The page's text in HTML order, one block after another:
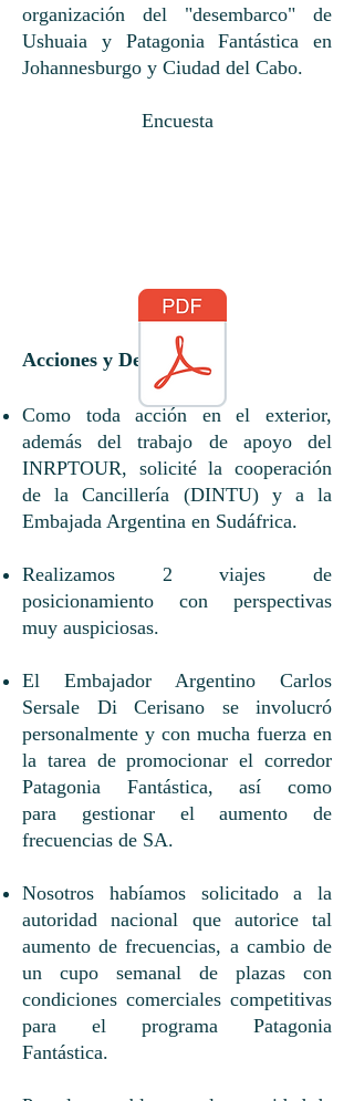
organización del "desembarco" de
Ushuaia y Patagonia Fantástica en
Johannesburgo y Ciudad del Cabo.
Encuesta
Acciones y Desenlace:
Como toda acción en el exterior,
además del trabajo de apoyo del
INRPTOUR, solicité la cooperación
de la Cancillería (DINTU) y a la
Embajada Argentina en Sudáfrica.
Realizamos 2 viajes de
posicionamiento con perspectivas
muy auspiciosas.
El Embajador Argentino Carlos
Sersale Di Cerisano se involucró
personalmente y con mucha fuerza en
la tarea de promocionar el corredor
Patagonia Fantástica, así como
para gestionar el aumento de
frecuencias de SA.
Nosotros habíamos solicitado a la
autoridad nacional que autorice tal
aumento de frecuencias, a cambio de
un cupo semanal de plazas con
condiciones comerciales competitivas
para el programa Patagonia
Fantástica.